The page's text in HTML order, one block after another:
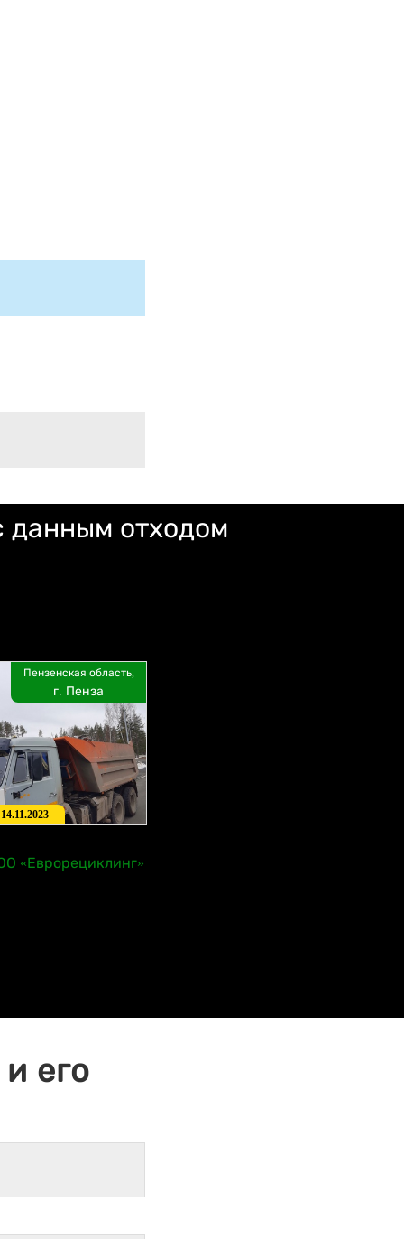
отходом
Пензенская область,
г. Пенза
14.11.2023
«Еврорециклинг»
его